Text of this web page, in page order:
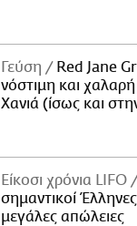
Γεύση
Red Jane
νόστιμη και
Χανιά (ίσως και
Είκοσι χρόνια LIFO
σημαντικοί
μεγάλες απώλειες